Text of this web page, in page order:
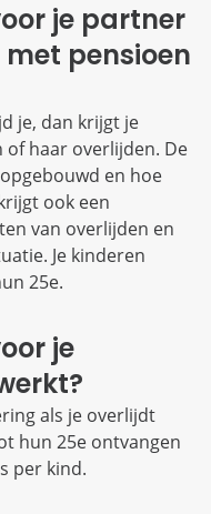
je partner
pensioen
je, dan krijgt je
haar overlijden. De
en hoe
ook een
van overlijden en
Je kinderen
25e.
je
als je overlijdt
hun 25e ontvangen
per kind.